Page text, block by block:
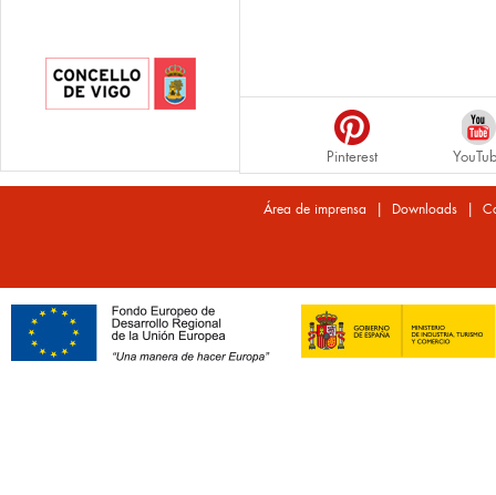
Pinterest
Área de imprensa | Downloads |